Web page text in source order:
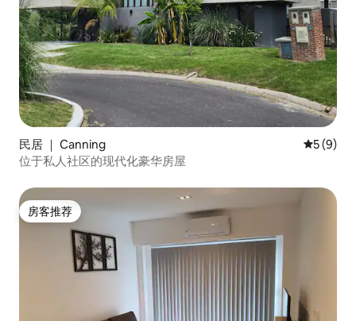
民居 ｜ Canning 平均评分
5 (9)
位于私人社区的现代化豪华房屋
房客推荐
房客推荐